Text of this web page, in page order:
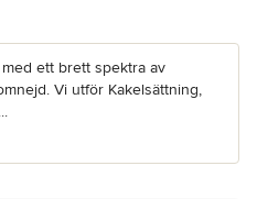
ett brett spektra av
Vi utför Kakelsättning,